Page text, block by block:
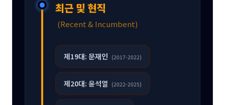
최근 및 현직
(Recent & Incumbent)
제19대: 문재인 (2017-2022)
제20대: 윤석열 (2022-2025)